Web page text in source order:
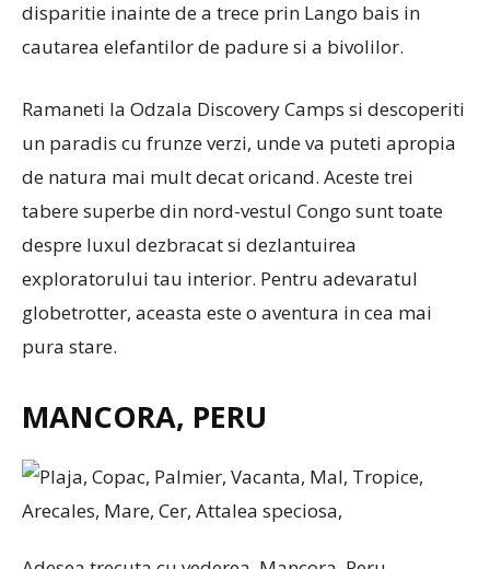
disparitie inainte de a trece prin Lango bais in
cautarea elefantilor de padure si a bivolilor.
Ramaneti la Odzala Discovery Camps si descoperiti
un paradis cu frunze verzi, unde va puteti apropia
de natura mai mult decat oricand. Aceste trei
tabere superbe din nord-vestul Congo sunt toate
despre luxul dezbracat si dezlantuirea
exploratorului tau interior. Pentru adevaratul
globetrotter, aceasta este o aventura in cea mai
pura stare.
MANCORA, PERU